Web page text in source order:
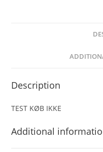
Description
TEST KØB IKKE
Additional